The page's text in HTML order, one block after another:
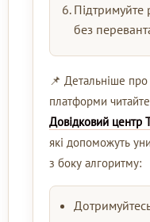
Підтримуйте
без
📌 Детальніше про
платформи читайте
Довідковий центр
які допоможуть
з боку алгоритму: